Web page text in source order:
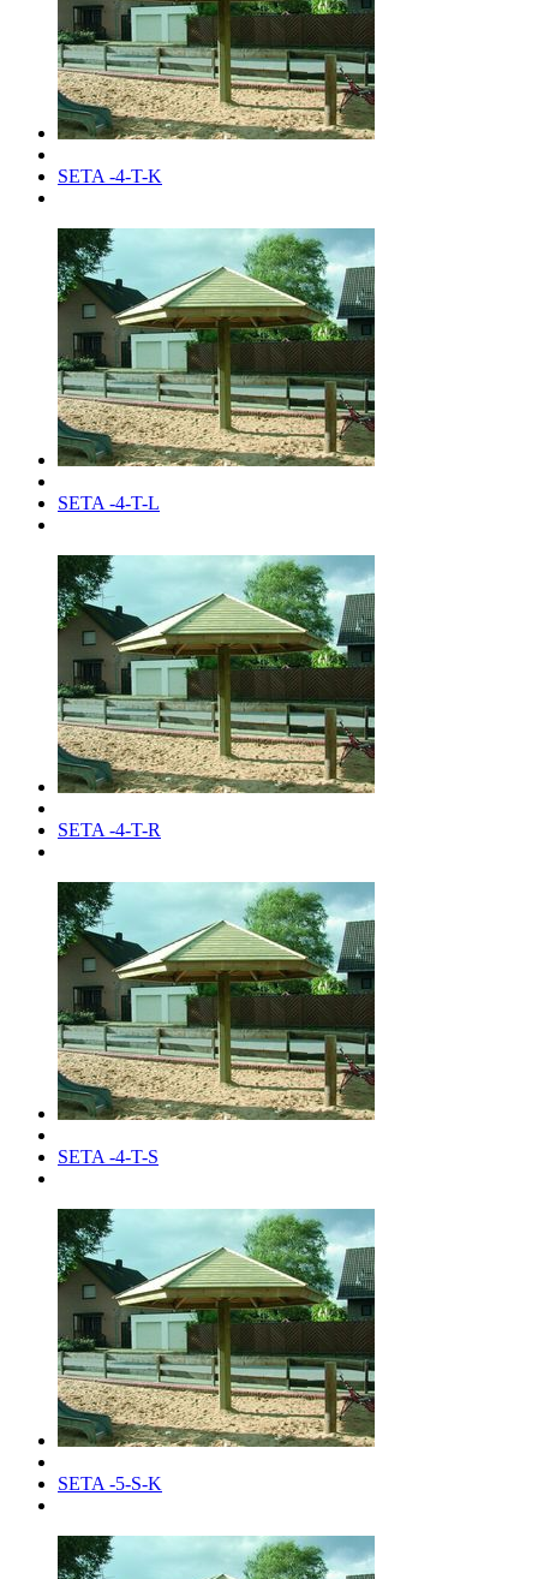
SETA -4-T-K
SETA -4-T-L
SETA -4-T-R
SETA -4-T-S
SETA -5-S-K